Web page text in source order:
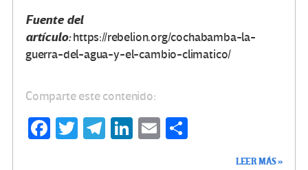
Fuente del
artículo:https://rebelion.org/cochabamba-la-
guerra-del-agua-y-el-cambio-climatico/
Comparte este contenido:
Fa T
Te
Li
E
LEER MÁS »